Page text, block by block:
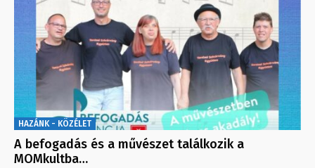
HAZÁNK - KÖZÉLET
A befogadás és a művészet találkozik a
MOMkultba…